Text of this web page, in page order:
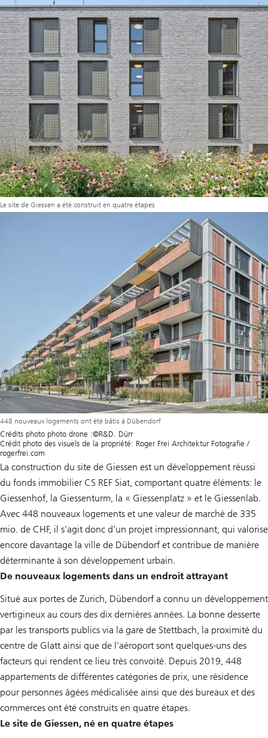
Le site de Giessen a été construit en quatre étapes
448 nouveaux logements ont été bâtis à Dübendorf
Crédits photo photo drone :©R&D. Dürr
Crédit photo des visuels de la propriété: Roger Frei Architektur Fotografie /
rogerfrei.com
La construction du site de Giessen est un développement réussi
du fonds immobilier CS REF Siat, comportant quatre éléments: le
Giessenhof, la Giessenturm, la « Giessenplatz » et le Giessenlab.
Avec 448 nouveaux logements et une valeur de marché de 335
mio. de CHF, il s’agit donc d’un projet impressionnant, qui valorise
encore davantage la ville de Dübendorf et contribue de manière
déterminante à son développement urbain.
De nouveaux logements dans un endroit attrayant
Situé aux portes de Zurich, Dübendorf a connu un développement
vertigineux au cours des dix dernières années. La bonne desserte
par les transports publics via la gare de Stettbach, la proximité du
centre de Glatt ainsi que de l’aéroport sont quelques-uns des
facteurs qui rendent ce lieu très convoité. Depuis 2019, 448
appartements de différentes catégories de prix, une résidence
pour personnes âgées médicalisée ainsi que des bureaux et des
commerces ont été construits en quatre étapes.
Le site de Giessen, né en quatre étapes